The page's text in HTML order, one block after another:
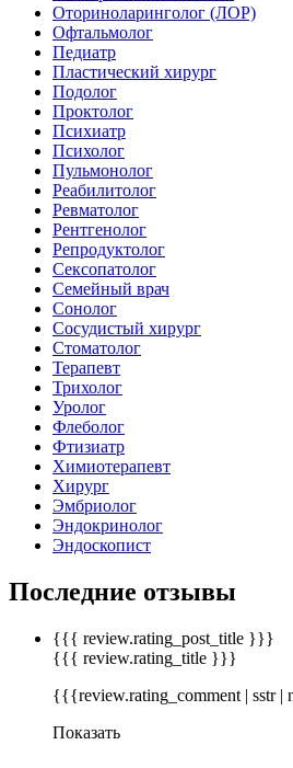
Оториноларинголог (ЛОР)
Офтальмолог
Педиатр
Пластический хирург
Подолог
Проктолог
Психиатр
Психолог
Пульмонолог
Реабилитолог
Ревматолог
Рентгенолог
Репродуктолог
Сексопатолог
Семейный врач
Сонолог
Сосудистый хирург
Стоматолог
Терапевт
Трихолог
Уролог
Флеболог
Фтизиатр
Химиотерапевт
Хирург
Эмбриолог
Эндокринолог
Эндоскопист
Последние отзывы
{{{ review.rating_post_title }}}
{{{ review.rating_title }}}
{{{review.rating_comment | sstr
Показать